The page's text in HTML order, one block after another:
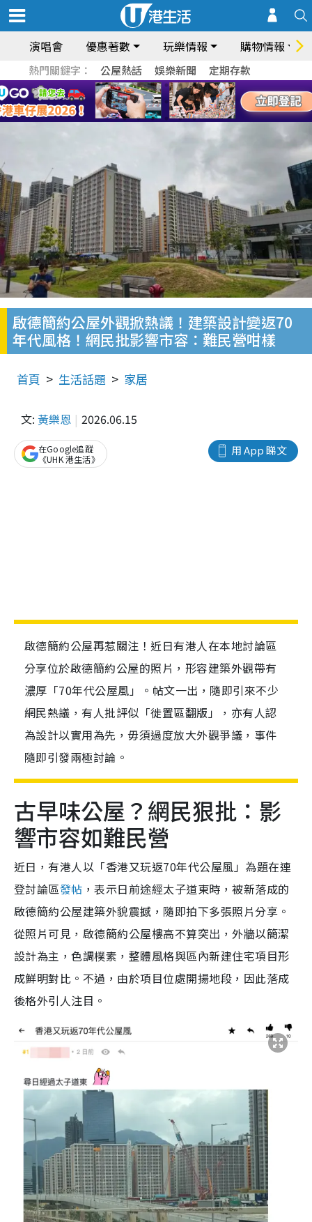
演唱會 優惠著數 玩樂情報 購物情報
熱門關鍵字： 公屋熱話 娛樂新聞 定期存款
啟德簡約公屋外觀掀熱議！建築設計變返70
年代風格！網民批影響市容：難民營咁樣
首頁 生活話題 家居
文: 黃樂恩 2026.06.15
用 App 睇文
在Google追蹤
《UHK 港生活》
啟德簡約公屋再惹關注！近日有港人在本地討論區
分享位於啟德簡約公屋的照片，形容建築外觀帶有
濃厚「70年代公屋風」。帖文一出，隨即引來不少
網民熱議，有人批評似「徙置區翻版」，亦有人認
為設計以實用為先，毋須過度放大外觀爭議，事件
隨即引發兩極討論。
古早味公屋？網民狠批：影
響市容如難民營
近日，有港人以「香港又玩返70年代公屋風」為題在連
登討論區發帖 ，表示日前途經太子道東時，被新落成的
啟德簡約公屋建築外貌震撼，隨即拍下多張照片分享。
從照片可見，啟德簡約公屋樓高不算突出，外牆以簡潔
設計為主，色調樸素，整體風格與區內新建住宅項目形
成鮮明對比。不過，由於項目位處開揚地段，因此落成
後格外引人注目。